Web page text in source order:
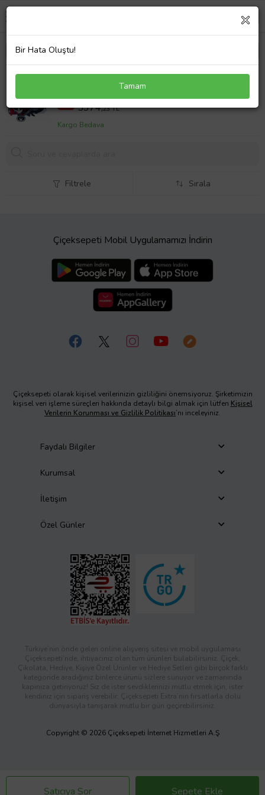
Daiwa Ninja 23 LT 3000-CXH Makara
%9 5911,66 TL
5374,23 TL
Kargo Bedava
Satıcıya Sor Sepete Ekle
Filtrele Sırala
Çiçeksepeti Mobil Uygulamamızı İndirin
Çiçeksepeti olarak kişisel verilerinizin gizliliğini önemsiyoruz. Şirketimizin
kişisel veri işleme süreçleri hakkında detaylı bilgi almak için lütfen Kişisel
Verilerin Korunması ve Gizlilik Politikası’nı inceleyiniz.
Faydalı Bilgiler
Kurumsal
İletişim
Özel Günler
Türkiye’nin önde gelen online alışveriş sitesi ve mobil uygulaması
Çiçeksepeti’nde, ihtiyacınız olan tüm ürünleri bulabilirsiniz. Çiçek,
Çikolata, Hediye, Kişiye Özel Ürünler ve Hediye Setleri gibi birçok farklı
kategoride aradığınız binlerce ürünü sizlere sunuyor ve zamanında
kapınıza getiriyoruz! Siz de ister sevdiklerinizi mutlu etmek için, ister
kendiniz için sipariş verebilir; Çiçeksepeti Extra’nın fırsatlarla dolu
dünyasıyla tanışarak mutlu bir gün geçirebilirsiniz.
Copyright © 2026 Çiçeksepeti İnternet Hizmetleri A.Ş
Bir Hata Oluştu!
Tamam